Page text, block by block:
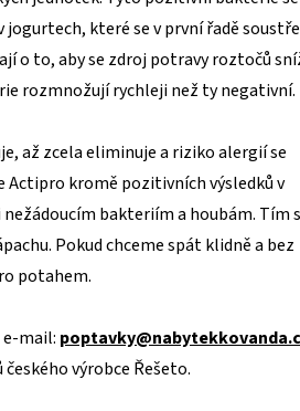
které se v první řadě
o to, aby se zdroj potravy roztočů
rozmnožují rychleji než ty negativní.
až zcela eliminuje a riziko alergií se
Actipro kromě pozitivních výsledků v
bakteriím a houbám. Tím
Pokud chceme spát klidně a bez
potahem.
mail:
výrobce Řešeto.